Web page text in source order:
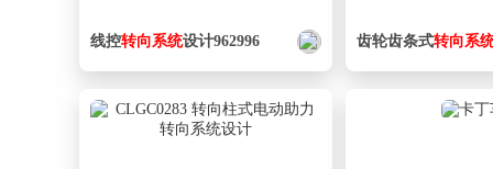
线控转向系统设计962996 齿轮齿条式转向系